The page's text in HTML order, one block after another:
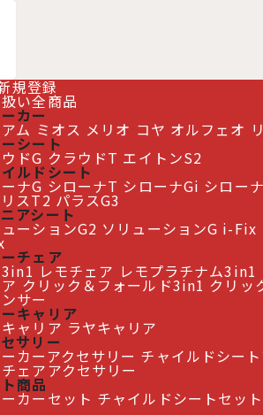
規登録
い全商品
カー
ム ミオス メリオ コヤ オルフェオ
シート
ドG クラウドT エイトンS2
ルドシート
ナG シローナT シローナGi シロー
スT2 パラスG3
アシート
ーションG2 ソリューションG i-Fix
チェア
レモチェア レモプラチナム3in1
クリック＆フォールド3in1 クリッ
サー
キャリア
ャリア ラヤキャリア
サリー
カーアクセサリー チャイルドシー
ェアアクセサリー
商品
カーセット チャイルドシートセット